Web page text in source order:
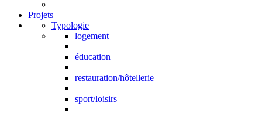
Projets
Typologie
logement
éducation
restauration/hôtellerie
sport/loisirs